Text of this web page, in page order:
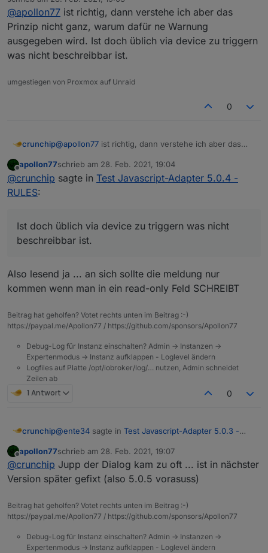
state anbietet.
zuletzt editiert von
@apollon77 ist richtig, dann verstehe ich aber das
Prinzip nicht ganz, warum dafür ne Warnung
ausgegeben wird. Ist doch üblich via device zu triggern
was nicht beschreibbar ist.
umgestiegen von Proxmox auf Unraid
0
crunchip@apollon77 ist richtig, dann verstehe ich aber das
ausgegeben wird. Ist doch üblich via device zu
triggern was nicht beschreibbar ist.
Offline
apollon77schrieb am 28. Feb. 2021, 19:04
zuletzt editiert von
@crunchip sagte in Test Javascript-Adapter 5.0.4 -
RULES:
Ist doch üblich via device zu triggern was nicht
beschreibbar ist.
Also lesend ja ... an sich sollte die meldung nur
kommen wenn man in ein read-only Feld SCHREIBT
Beitrag hat geholfen? Votet rechts unten im Beitrag :-)
https://paypal.me/Apollon77 / https://github.com/sponsors/Apollon77
Debug-Log für Instanz einschalten? Admin -> Instanzen ->
Expertenmodus -> Instanz aufklappen - Loglevel ändern
Logfiles auf Platte /opt/iobroker/log/… nutzen, Admin schneidet
Zeilen ab
1 Antwort 0
crunchip@ente34 sagte in Test Javascript-Adapter 5.0.3 -
noch ein obj.state.value
was noch aufgefallen ist, kommt wenn man das script
aufruft
apollon77schrieb am 28. Feb. 2021, 19:07
zuletzt editiert von
@crunchip Jupp der Dialog kam zu oft ... ist in nächster
Version später gefixt (also 5.0.5 vorasuss)
Beitrag hat geholfen? Votet rechts unten im Beitrag :-)
https://paypal.me/Apollon77 / https://github.com/sponsors/Apollon77
Debug-Log für Instanz einschalten? Admin -> Instanzen ->
Expertenmodus -> Instanz aufklappen - Loglevel ändern